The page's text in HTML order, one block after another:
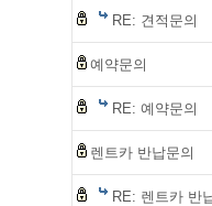
RE: 견적문의
예약문의
RE: 예약문의
렌트카 반납문의
RE: 렌트카 반